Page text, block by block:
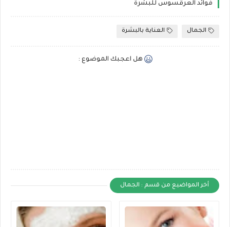
فوائد العرقسوس للبشرة
الجمال العناية بالبشرة
هل اعجبك الموضوع :
أخر المواضيع من قسم : الجمال